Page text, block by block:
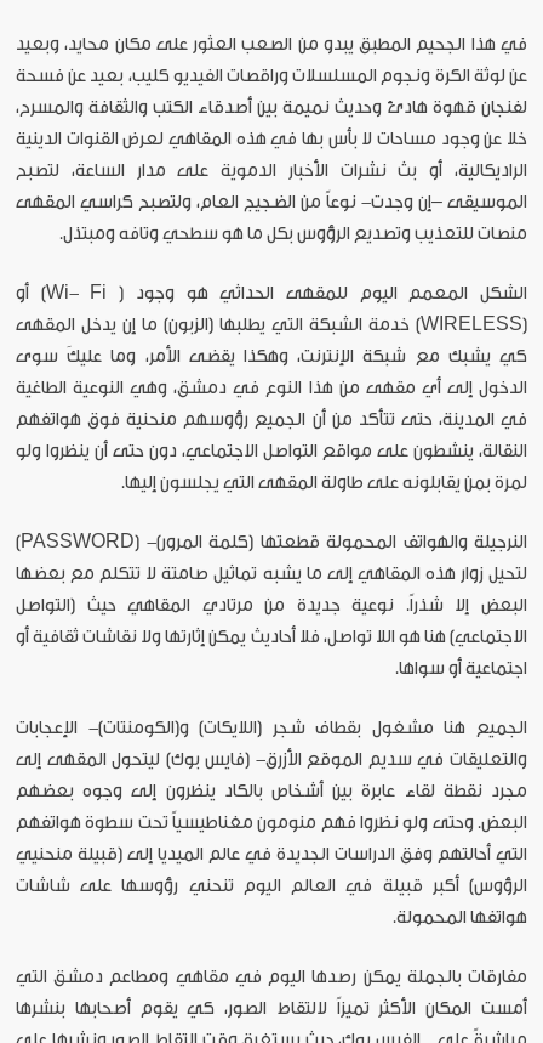
في هذا الجحيم المطبق يبدو من الصعب العثور على مكان محايد، وبعيد
عن لوثة الكرة ونجوم المسلسلات وراقصات الفيديو كليب، بعيد عن فسحة
لفنجان قهوة هادئ وحديث نميمة بين أصدقاء الكتب والثقافة والمسرح،
خلا عن وجود مساحات لا بأس بها في هذه المقاهي لعرض القنوات الدينية
الراديكالية، أو بث نشرات الأخبار الدموية على مدار الساعة، لتصبح
الموسيقى –إن وجدت- نوعاً من الضجيج العام، ولتصبح كراسي المقهى
منصات للتعذيب وتصديع الرؤوس بكل ما هو سطحي وتافه ومبتذل.
الشكل المعمم اليوم للمقهى الحداثي هو وجود ( Wi- Fi) أو
(WIRELESS) خدمة الشبكة التي يطلبها (الزبون) ما إن يدخل المقهى
كي يشبك مع شبكة الإنترنت، وهكذا يقضى الأمر، وما عليكَ سوى
الدخول إلى أي مقهى من هذا النوع في دمشق، وهي النوعية الطاغية
في المدينة، حتى تتأكد من أن الجميع رؤوسهم منحنية فوق هواتفهم
النقالة، ينشطون على مواقع التواصل الاجتماعي، دون حتى أن ينظروا ولو
لمرة بمن يقابلونه على طاولة المقهى التي يجلسون إليها.
النرجيلة والهواتف المحمولة قطعتها (كلمة المرور)- (PASSWORD)
لتحيل زوار هذه المقاهي إلى ما يشبه تماثيل صامتة لا تتكلم مع بعضها
البعض إلا شذراً. نوعية جديدة من مرتادي المقاهي حيث (التواصل
الاجتماعي) هنا هو اللا تواصل، فلا أحاديث يمكن إثارتها ولا نقاشات ثقافية أو
اجتماعية أو سواها.
الجميع هنا مشغول بقطاف شجر (اللايكات) و(الكومنتات)- الإعجابات
والتعليقات في سديم الموقع الأزرق- (فايس بوك) ليتحول المقهى إلى
مجرد نقطة لقاء عابرة بين أشخاص بالكاد ينظرون إلى وجوه بعضهم
البعض. وحتى ولو نظروا فهم منومون مغناطيسياً تحت سطوة هواتفهم
التي أحالتهم وفق الدراسات الجديدة في عالم الميديا إلى (قبيلة منحنيي
الرؤوس) أكبر قبيلة في العالم اليوم تنحني رؤوسها على شاشات
هواتفها المحمولة.
مفارقات بالجملة يمكن رصدها اليوم في مقاهي ومطاعم دمشق التي
أمست المكان الأكثر تميزاً لالتقاط الصور، كي يقوم أصحابها بنشرها